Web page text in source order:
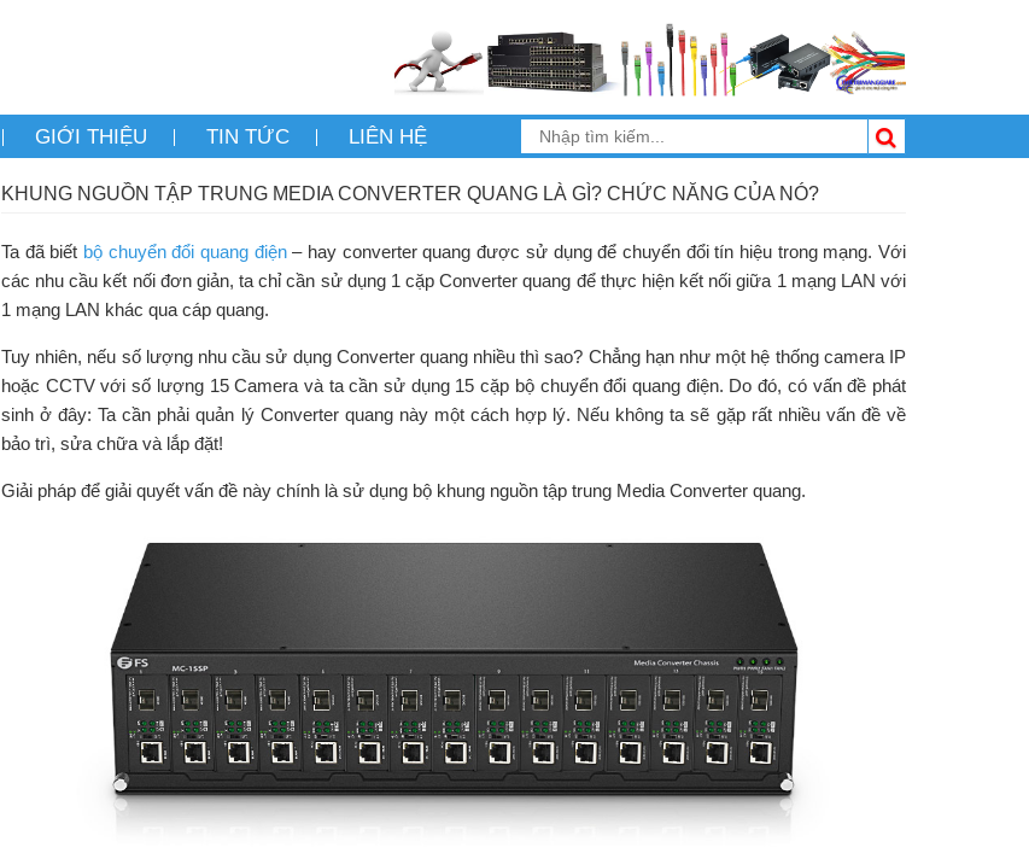
GIỚI THIỆU TIN TỨC LIÊN HỆ
KHUNG NGUỒN TẬP TRUNG MEDIA CONVERTER QUANG LÀ GÌ? CHỨC NĂNG CỦA NÓ?
Ta đã biết bộ chuyển đổi quang điện– hay converter quang được sử dụng để chuyển đổi tín hiệu trong mạng. Với
các nhu cầu kết nối đơn giản, ta chỉ cần sử dụng 1 cặp Converter quang để thực hiện kết nối giữa 1 mạng LAN với
1 mạng LAN khác qua cáp quang.
Tuy nhiên, nếu số lượng nhu cầu sử dụng Converter quang nhiều thì sao? Chẳng hạn như một hệ thống camera IP
hoặc CCTV với số lượng 15 Camera và ta cần sử dụng 15 cặp bộ chuyển đổi quang điện. Do đó, có vấn đề phát
sinh ở đây: Ta cần phải quản lý Converter quang này một cách hợp lý. Nếu không ta sẽ gặp rất nhiều vấn đề về
bảo trì, sửa chữa và lắp đặt!
Giải pháp để giải quyết vấn đề này chính là sử dụng bộ khung nguồn tập trung Media Converter quang.